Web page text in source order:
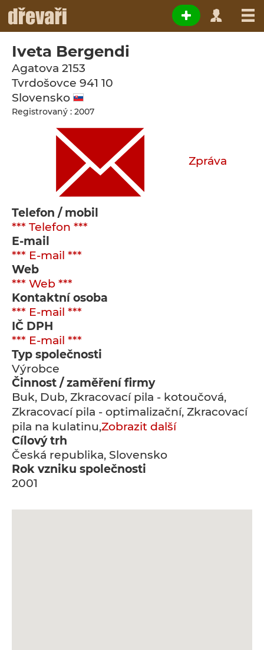
Iveta Bergendi
Agatova 2153
Tvrdošovce 941 10
Slovensko
Registrovaný : 2007
Zpráva
Telefon / mobil
*** Telefon ***
E-mail
*** E-mail ***
Web
*** Web ***
Kontaktní osoba
*** E-mail ***
IČ DPH
*** E-mail ***
Typ společnosti
Výrobce
Činnost / zaměření firmy
Buk, Dub, Zkracovací pila - kotoučová,
Zkracovací pila - optimalizační, Zkracovací
pila na kulatinu,Zobrazit další
Cílový trh
Česká republika, Slovensko
Rok vzniku společnosti
2001